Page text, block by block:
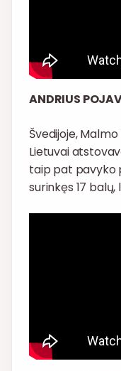
ANDRIUS
Švedijoje,
Lietuvai
taip pat pavyko
surinkęs 17